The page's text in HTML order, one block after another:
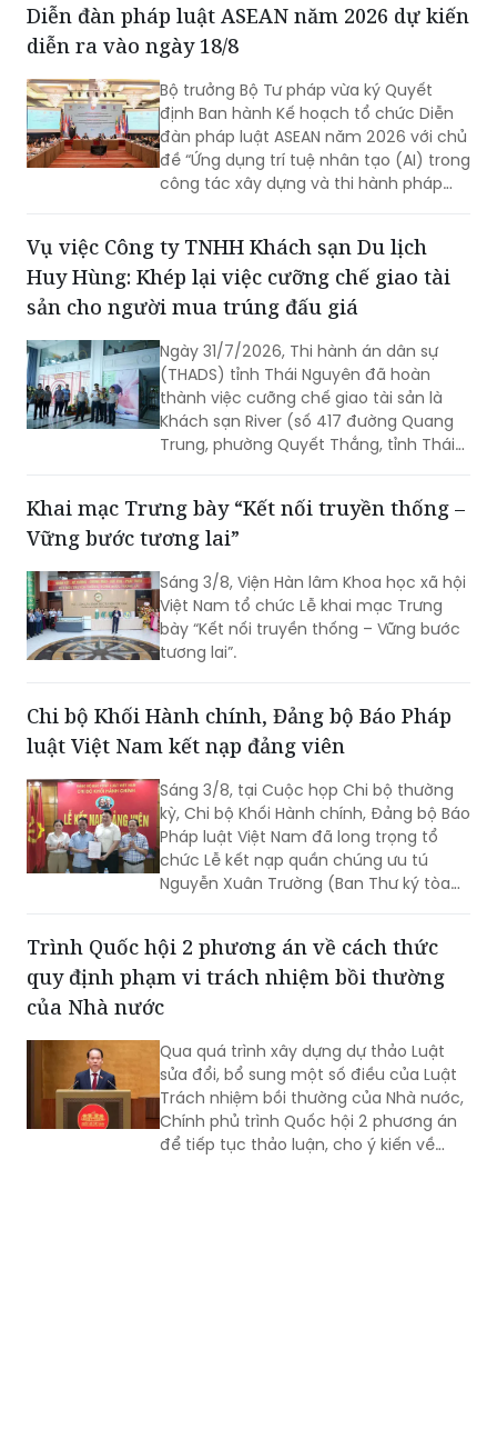
việc xây dựng hệ sinh thái số quốc gia
về phổ biến, giáo dục pháp luật.
Diễn đàn pháp luật ASEAN năm 2026 dự kiến
diễn ra vào ngày 18/8
Bộ trưởng Bộ Tư pháp vừa ký Quyết
định Ban hành Kế hoạch tổ chức Diễn
đàn pháp luật ASEAN năm 2026 với chủ
đề “Ứng dụng trí tuệ nhân tạo (AI) trong
công tác xây dựng và thi hành pháp
Vụ việc Công ty TNHH Khách sạn Du lịch
Huy Hùng: Khép lại việc cưỡng chế giao tài
sản cho người mua trúng đấu giá
Ngày 31/7/2026, Thi hành án dân sự
(THADS) tỉnh Thái Nguyên đã hoàn
thành việc cưỡng chế giao tài sản là
Khách sạn River (số 417 đường Quang
Trung, phường Quyết Thắng, tỉnh Thái
án kinh doanh, thương mại có giá trị
lớn, việc tổ chức thi hành kéo dài gần 3
vướng mắc.
Khai mạc Trưng bày “Kết nối truyền thống –
Vững bước tương lai”
Sáng 3/8, Viện Hàn lâm Khoa học xã hội
Việt Nam tổ chức Lễ khai mạc Trưng
bày “Kết nối truyền thống – Vững bước
tương lai”.
Chi bộ Khối Hành chính, Đảng bộ Báo Pháp
luật Việt Nam kết nạp đảng viên
Sáng 3/8, tại Cuộc họp Chi bộ thường
kỳ, Chi bộ Khối Hành chính, Đảng bộ Báo
Pháp luật Việt Nam đã long trọng tổ
chức Lễ kết nạp quần chúng ưu tú
Nguyễn Xuân Trường (Ban Thư ký tòa
Trình Quốc hội 2 phương án về cách thức
quy định phạm vi trách nhiệm bồi thường
của Nhà nước
Qua quá trình xây dựng dự thảo Luật
sửa đổi, bổ sung một số điều của Luật
Trách nhiệm bồi thường của Nhà nước,
Chính phủ trình Quốc hội 2 phương án
để tiếp tục thảo luận, cho ý kiến về